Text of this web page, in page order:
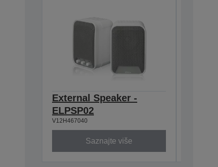
External Speaker -
ELPSP02
V12H467040
Saznajte više